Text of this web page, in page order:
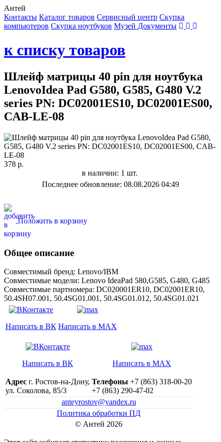
Антей
Контакты Каталог товаров Сервисный центр Cкупка
компьютеров Cкупка ноутбуков Музей Документы
к списку товаров
Шлейф матрицы 40 pin для ноутбука
LenovoIdea Pad G580, G585, G480 V.2
series PN: DC02001ES10, DC02001ES00,
CAB-LE-08
378 р.
в наличии: 1 шт.
Последнее обновление: 08.08.2026 04:49
Положить в корзину
Общее описание
Совместимый бренд: Lenovo/IBM
Совместимые модели: Lenovo IdeaPad 580,G585, G480, G485
Совместимые партномера: DC020001ER10, DC02001ER10,
50.4SH07.001, 50.4SG01.001, 50.4SG01.012, 50.4SG01.021
Написать в ВК Написать в MAX
Написать в ВК Написать в MAX
Адрес г. Ростов-на-Дону,
ул. Соколова, 85/3
Телефоны +7 (863) 318-00-20
+7 (863) 290-47-02
anteyrostov@yandex.ru
Политика обработки ПД
© Антей 2026